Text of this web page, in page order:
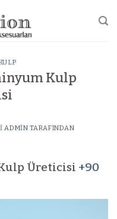
Kulp
ADMIN TARAFINDAN
Üreticisi +90